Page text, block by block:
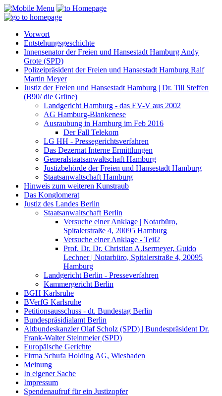
Vorwort
Entstehungsgeschichte
Innensenator der Freien und Hansestadt Hamburg Andy
Grote (SPD)
Polizeipräsident der Freien und Hansestadt Hamburg Ralf
Martin Meyer
Justiz der Freien und Hansestadt Hamburg | Dr. Till Steffen
(B90/ die Grüne)
Landgericht Hamburg - das EV-V aus 2002
AG Hamburg-Blankenese
Ausraubung in Hamburg im Feb 2016
Der Fall Telekom
LG HH - Pressegerichtsverfahren
Das Dezernat Interne Ermittlungen
Generalstaatsanwaltschaft Hamburg
Justizbehörde der Freien und Hansestadt Hamburg
Staatsanwaltschaft Hamburg
Hinweis zum weiteren Kunstraub
Das Konglomerat
Justiz des Landes Berlin
Staatsanwaltschaft Berlin
Versuche einer Anklage | Notarbüro,
Spitalerstraße 4, 20095 Hamburg
Versuche einer Anklage - Teil2
Prof. Dr. Dr. Christian A.Isermeyer, Guido
Lechner | Notarbüro, Spitalerstraße 4, 20095
Hamburg
Landgericht Berlin - Presseverfahren
Kammergericht Berlin
BGH Karlsruhe
BVerfG Karlsruhe
Petitionsausschuss - dt. Bundestag Berlin
Bundespräsidialamt Berlin
Altbundeskanzler Olaf Scholz (SPD) | Bundespräsident Dr.
Frank-Walter Steinmeier (SPD)
Europäische Gerichte
Firma Schufa Holding AG, Wiesbaden
Meinung
In eigener Sache
Impressum
Spendenaufruf für ein Justizopfer